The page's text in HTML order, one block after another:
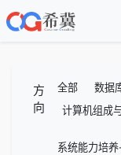
方
向
全部
数据
计算机组成
系统能力培